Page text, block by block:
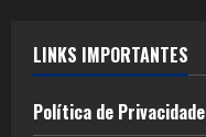
LINKS IMPORTANTES
Política de Privacidade